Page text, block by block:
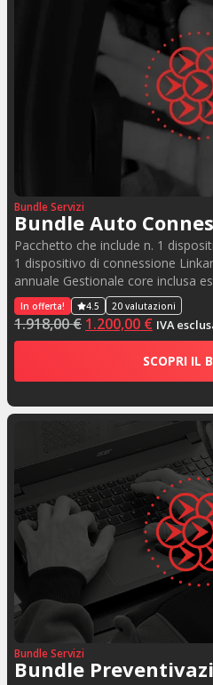
Bundle Servizi
Bundle Auto
Pacchetto che include n. 1
1 dispositivo di connessione
annuale Gestionale core inclusa
In offerta! 4.5 20 valutazioni
1.918,00€ 1.200,00 € IVA
SCOPRI IL
Bundle Servizi
Bundle